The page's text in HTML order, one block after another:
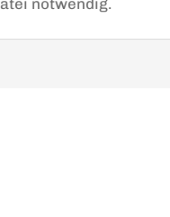
notwendig.